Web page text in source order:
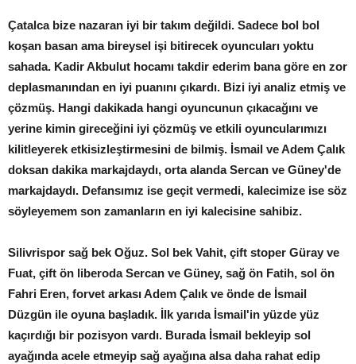
Çatalca bize nazaran iyi bir takım değildi. Sadece bol bol
koşan basan ama bireysel işi bitirecek oyuncuları yoktu
sahada. Kadir Akbulut hocamı takdir ederim bana göre en zor
deplasmanından en iyi puanını çıkardı. Bizi iyi analiz etmiş ve
çözmüş. Hangi dakikada hangi oyuncunun çıkacağını ve
yerine kimin gireceğini iyi çözmüş ve etkili oyuncularımızı
kilitleyerek etkisizleştirmesini de bilmiş. İsmail ve Adem Çalık
doksan dakika markajdaydı, orta alanda Sercan ve Güney'de
markajdaydı. Defansımız ise geçit vermedi, kalecimize ise söz
söyleyemem son zamanların en iyi kalecisine sahibiz.
Silivrispor sağ bek Oğuz. Sol bek Vahit, çift stoper Güray ve
Fuat, çift ön liberoda Sercan ve Güney, sağ ön Fatih, sol ön
Fahri Eren, forvet arkası Adem Çalık ve önde de İsmail
Düzgün ile oyuna başladık. İlk yarıda İsmail'in yüzde yüz
kaçırdığı bir pozisyon vardı. Burada İsmail bekleyip sol
ayağında acele etmeyip sağ ayağına alsa daha rahat edip